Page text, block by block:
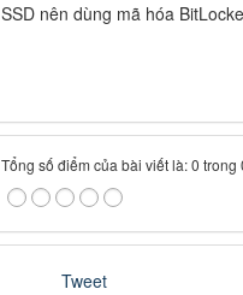
SSD nên dùng mã hóa
Tổng số điểm của bài viết là: 0 trong
Tweet